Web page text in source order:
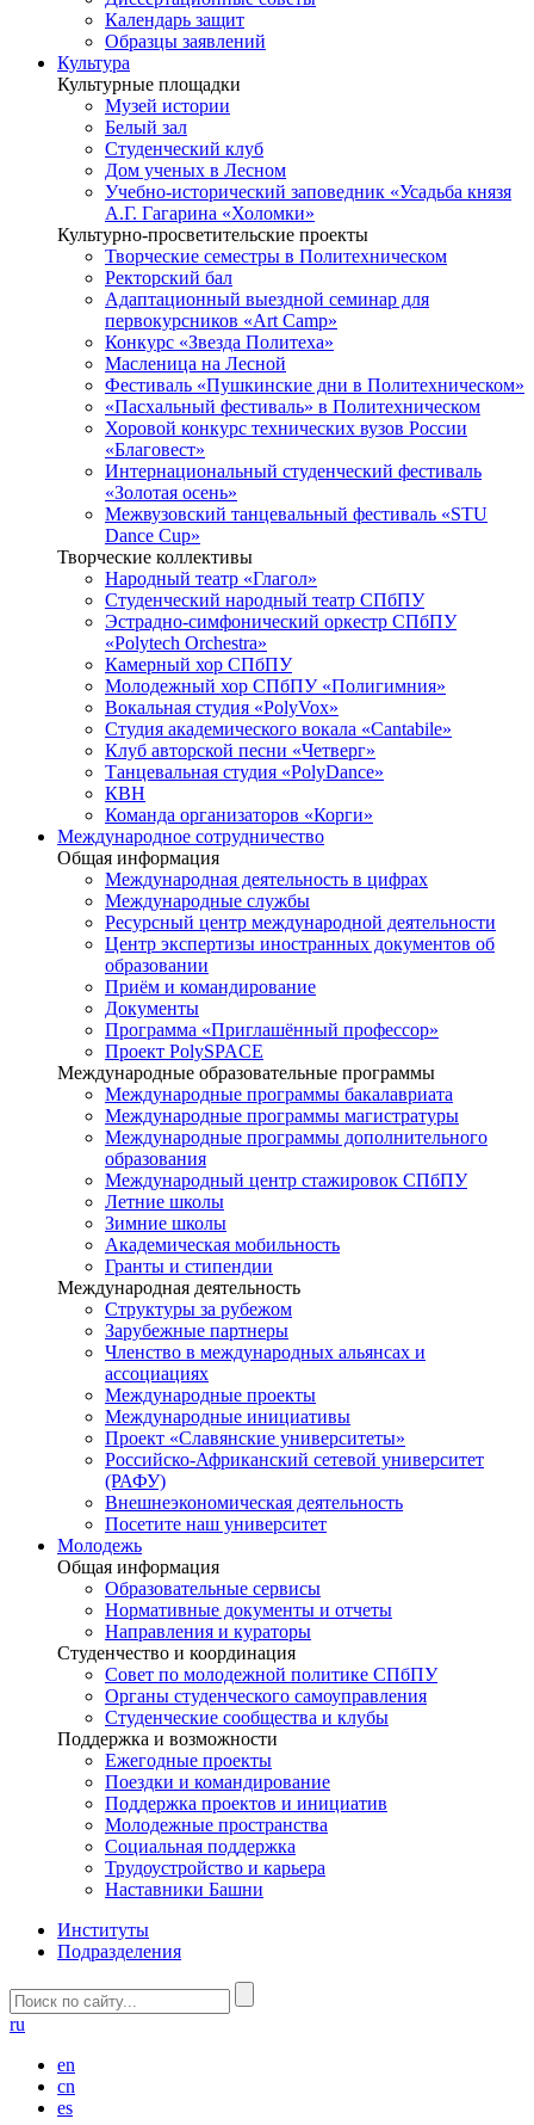
Календарь защит
Образцы заявлений
Культура
Культурные площадки
Музей истории
Белый зал
Студенческий клуб
Дом ученых в Лесном
Учебно-исторический заповедник «Усадьба князя
А.Г. Гагарина «Холомки»
Культурно-просветительские проекты
Творческие семестры в Политехническом
Ректорский бал
Адаптационный выездной семинар для
первокурсников «Art Camp»
Конкурс «Звезда Политеха»
Масленица на Лесной
Фестиваль «Пушкинские дни в Политехническом»
«Пасхальный фестиваль» в Политехническом
Хоровой конкурс технических вузов России
«Благовест»
Интернациональный студенческий фестиваль
«Золотая осень»
Межвузовский танцевальный фестиваль «STU
Dance Cup»
Творческие коллективы
Народный театр «Глагол»
Студенческий народный театр СПбПУ
Эстрадно-симфонический оркестр СПбПУ
«Polytech Orchestra»
Камерный хор СПбПУ
Молодежный хор СПбПУ «Полигимния»
Вокальная студия «PolyVox»
Студия академического вокала «Cantabile»
Клуб авторской песни «Четверг»
Танцевальная студия «PolyDance»
КВН
Команда организаторов «Корги»
Международное сотрудничество
Общая информация
Международная деятельность в цифрах
Международные службы
Ресурсный центр международной деятельности
Центр экспертизы иностранных документов об
образовании
Приём и командирование
Документы
Программа «Приглашённый профессор»
Проект PolySPACE
Международные образовательные программы
Международные программы бакалавриата
Международные программы магистратуры
Международные программы дополнительного
образования
Международный центр стажировок СПбПУ
Летние школы
Зимние школы
Академическая мобильность
Гранты и стипендии
Международная деятельность
Структуры за рубежом
Зарубежные партнеры
Членство в международных альянсах и
ассоциациях
Международные проекты
Международные инициативы
Проект «Славянские университеты»
Российско-Африканский сетевой университет
(РАФУ)
Внешнеэкономическая деятельность
Посетите наш университет
Молодежь
Общая информация
Образовательные сервисы
Нормативные документы и отчеты
Направления и кураторы
Студенчество и координация
Совет по молодежной политике СПбПУ
Органы студенческого самоуправления
Студенческие сообщества и клубы
Поддержка и возможности
Ежегодные проекты
Поездки и командирование
Поддержка проектов и инициатив
Молодежные пространства
Социальная поддержка
Трудоустройство и карьера
Наставники Башни
Институты
Подразделения
ru
en
cn
es